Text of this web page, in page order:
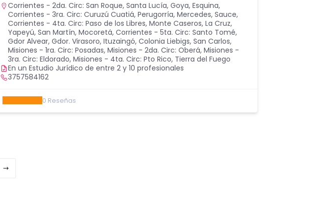
Corrientes - 2da. Circ: San Roque, Santa Lucía, Goya, Esquina,
Corrientes - 3ra. Circ: Curuzú Cuatiá, Perugorría, Mercedes, Sauce,
Corrientes - 4ta. Circ: Paso de los Libres, Monte Caseros, La Cruz,
Yapeyú, San Martín, Mocoretá, Corrientes - 5ta. Circ: Santo Tomé,
Gdor Alvear, Gdor. Virasoro, Ituzaingó, Colonia Liebigs, San Carlos,
Misiones - 1ra. Circ: Posadas, Misiones - 2da. Circ: Oberá, Misiones -
3ra. Circ: Eldorado, Misiones - 4ta. Circ: Pto Rico, Tierra del Fuego
En un Estudio Jurídico de entre 2 y 10 profesionales
3757584162
0 Reseñas